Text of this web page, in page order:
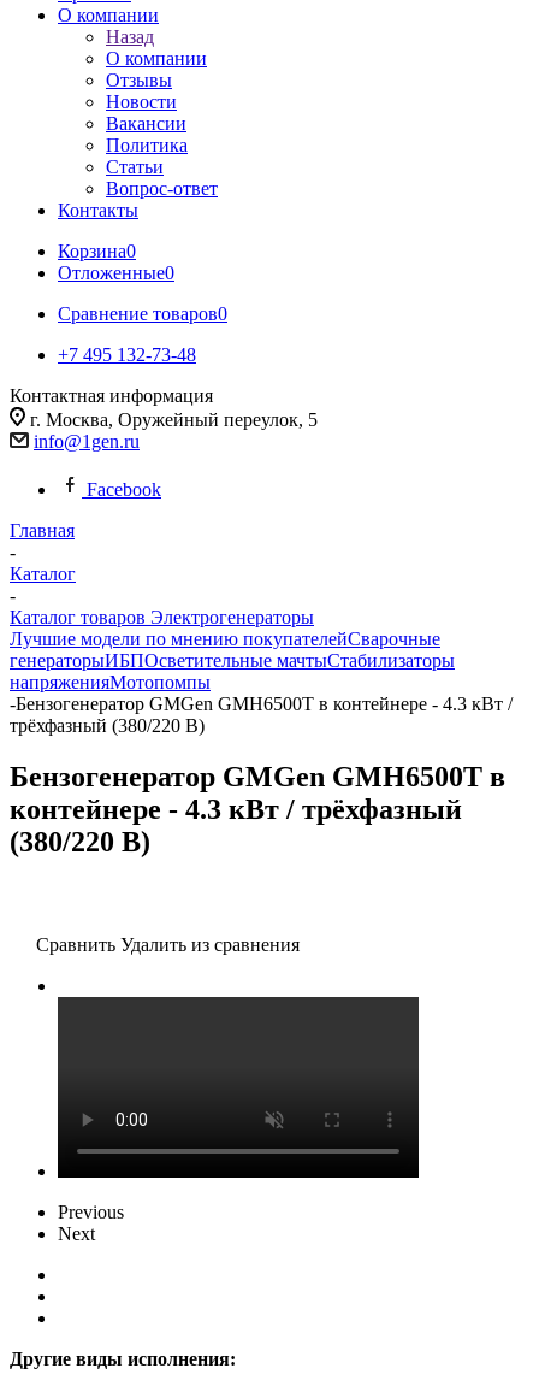
О компании
Назад
О компании
Отзывы
Новости
Вакансии
Политика
Статьи
Вопрос-ответ
Контакты
Корзина0
Отложенные0
Сравнение товаров0
+7 495 132-73-48
Контактная информация
г. Москва, Оружейный переулок, 5
info@1gen.ru
Facebook
Главная
-
Каталог
-
Каталог товаров Электрогенераторы
Лучшие модели по мнению покупателейСварочные
генераторыИБПОсветительные мачтыСтабилизаторы
напряженияМотопомпы
-Бензогенератор GMGen GMH6500T в контейнере - 4.3 кВт /
трёхфазный (380/220 В)
Бензогенератор GMGen GMH6500T в
контейнере - 4.3 кВт / трёхфазный
(380/220 В)
Сравнить Удалить из сравнения
Previous
Next
Другие виды исполнения: